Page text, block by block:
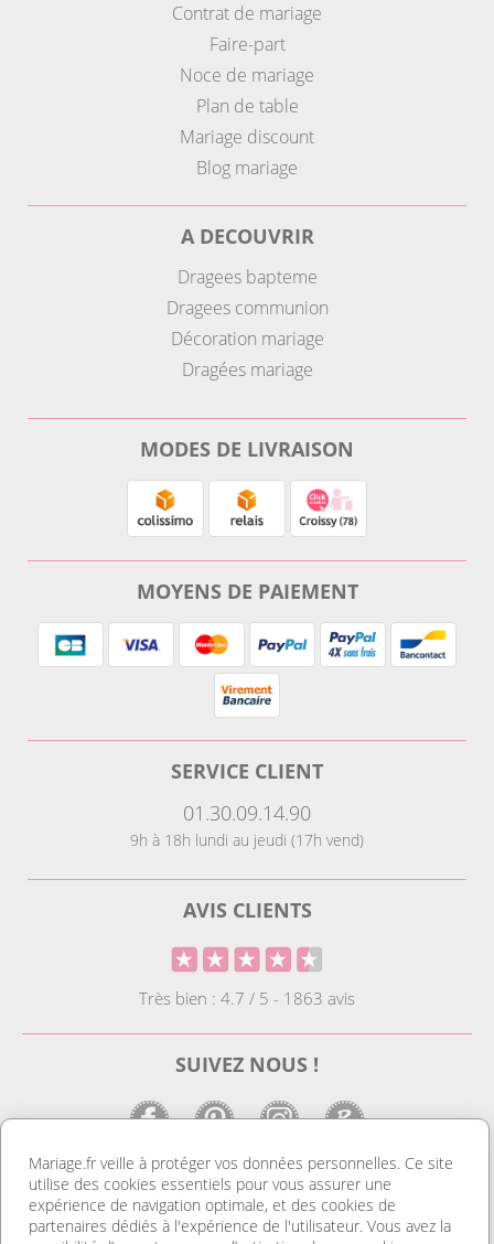
Contrat de mariage
Faire-part
Noce de mariage
Plan de table
Mariage discount
Blog mariage
A DECOUVRIR
Dragees bapteme
Dragees communion
Décoration mariage
Dragées mariage
MODES DE LIVRAISON
MOYENS DE PAIEMENT
SERVICE CLIENT
01.30.09.14.90
9h à 18h lundi au jeudi (17h vend)
AVIS CLIENTS
Très bien : 4.7 / 5 - 1863 avis
SUIVEZ NOUS !
LE SITE DE LA DECO MARIAGE
Notre site est le spécialiste de la décoration mariage. Vous
Mariage.fr veille à protéger vos données personnelles. Ce site
utilise des cookies essentiels pour vous assurer une
expérience de navigation optimale, et des cookies de
partenaires dédiés à l'expérience de l'utilisateur. Vous avez la